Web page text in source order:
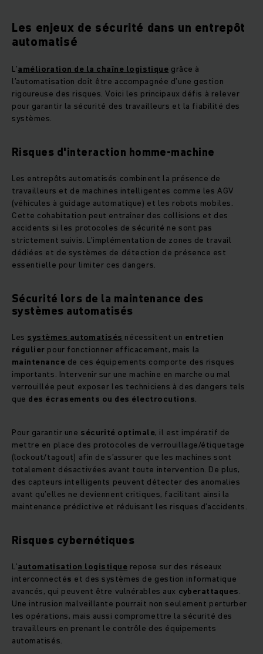
Les enjeux de sécurité dans un entrepôt
automatisé
L’amélioration de la chaîne logistique grâce à
l’automatisation doit être accompagnée d’une gestion
rigoureuse des risques. Voici les principaux défis à relever
pour garantir la sécurité des travailleurs et la fiabilité des
systèmes.
Risques d'interaction homme-machine
Les entrepôts automatisés combinent la présence de
travailleurs et de machines intelligentes comme les AGV
(véhicules à guidage automatique) et les robots mobiles.
Cette cohabitation peut entraîner des collisions et des
accidents si les protocoles de sécurité ne sont pas
strictement suivis. L’implémentation de zones de travail
dédiées et de systèmes de détection de présence est
essentielle pour limiter ces dangers.
Sécurité lors de la maintenance des
systèmes automatisés
Les systèmes automatisés nécessitent un entretien
régulier pour fonctionner efficacement, mais la
maintenance de ces équipements comporte des risques
importants. Intervenir sur une machine en marche ou mal
verrouillée peut exposer les techniciens à des dangers tels
que des écrasements ou des électrocutions.
Pour garantir une sécurité optimale, il est impératif de
mettre en place des protocoles de verrouillage/étiquetage
(lockout/tagout) afin de s’assurer que les machines sont
totalement désactivées avant toute intervention. De plus,
des capteurs intelligents peuvent détecter des anomalies
avant qu’elles ne deviennent critiques, facilitant ainsi la
maintenance prédictive et réduisant les risques d’accidents.
Risques cybernétiques
L’automatisation logistique repose sur des réseaux
interconnectés et des systèmes de gestion informatique
avancés, qui peuvent être vulnérables aux cyberattaques.
Une intrusion malveillante pourrait non seulement perturber
les opérations, mais aussi compromettre la sécurité des
travailleurs en prenant le contrôle des équipements
automatisés.